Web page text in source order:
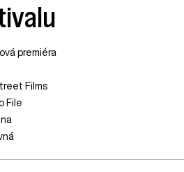
premiéra
Films
File